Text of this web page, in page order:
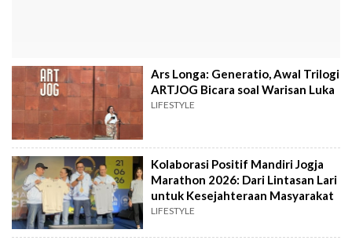
Ars Longa: Generatio, Awal Trilogi
ARTJOG Bicara soal Warisan Luka
LIFESTYLE
Kolaborasi Positif Mandiri Jogja
Marathon 2026: Dari Lintasan Lari
untuk Kesejahteraan Masyarakat
LIFESTYLE